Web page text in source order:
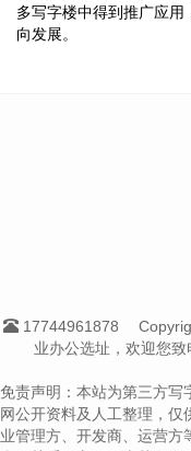
多写字楼中得到推广应
向发展。
17744961878
业办公选址，欢迎您
免责声明：本站为第三方写
网公开资料及人工整理，
业管理方、开发商、运营方